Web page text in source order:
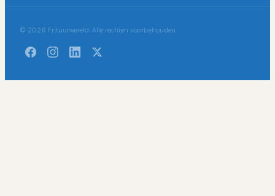
© 2026 Frituurwereld. Alle rechten voorbehouden.